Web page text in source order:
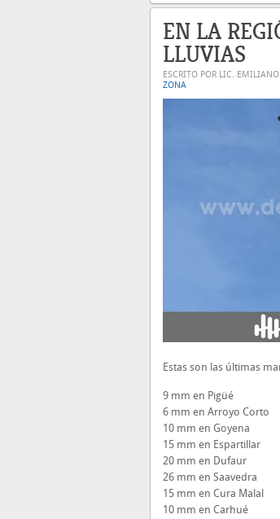
EN LA
LLUVIAS
ESCRITO POR LIC.
ZONA
Estas son las últimas
9 mm en Pigüé
6 mm en Arroyo Corto
10 mm en Goyena
15 mm en Espartillar
20 mm en Dufaur
26 mm en Saavedra
15 mm en Cura Malal
10 mm en Carhué